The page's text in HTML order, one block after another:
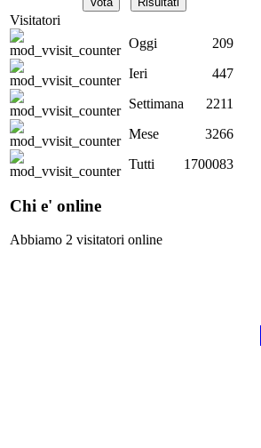
Visitatori
Oggi
209
Ieri
447
Settimana
2211
Mese
3266
Tutti
1700083
Chi e' online
Abbiamo 2 visitatori online